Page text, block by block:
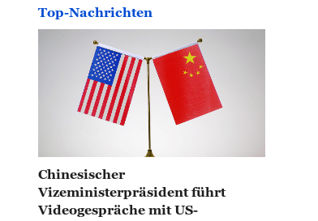
Top-Nachrichten
Chinesischer
Vizeministerpräsident führt
Videogespräche mit US-